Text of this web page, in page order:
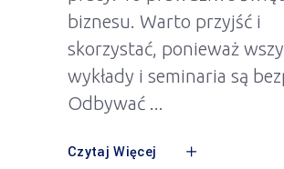
biznesu. Warto przyjść i
skorzystać, ponieważ
wykłady i seminaria są
Odbywać
Czytaj Więcej